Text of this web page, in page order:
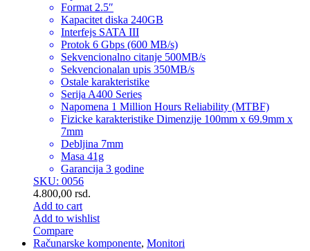
Format 2.5″
Kapacitet diska 240GB
Interfejs SATA III
Protok 6 Gbps (600 MB/s)
Sekvencionalno citanje 500MB/s
Sekvencionalan upis 350MB/s
Ostale karakteristike
Serija A400 Series
Napomena 1 Million Hours Reliability (MTBF)
Fizicke karakteristike Dimenzije 100mm x 69.9mm x
7mm
Debljina 7mm
Masa 41g
Garancija 3 godine
SKU: 0056
4.800,00 rsd.
Add to cart
Add to wishlist
Compare
Računarske komponente, Monitori